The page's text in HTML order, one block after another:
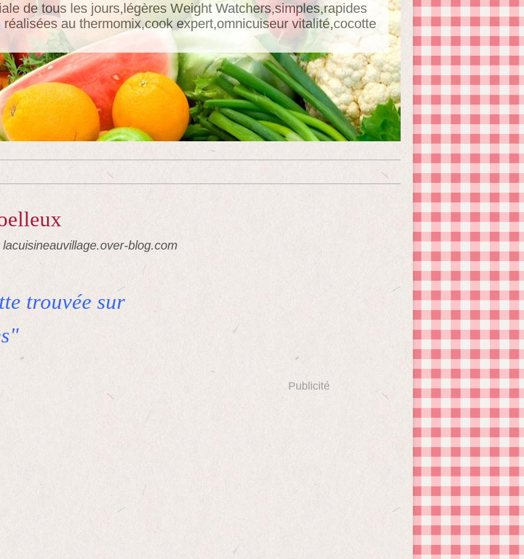
de tous les jours,légères Weight Watchers,simples,rapides
au thermomix,cook expert,omnicuiseur vitalité,cocotte
blog.com
trouvée sur
Publicité